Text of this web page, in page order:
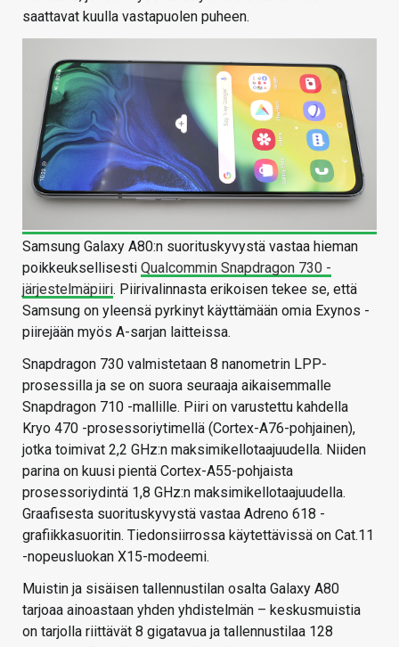
saattavat kuulla vastapuolen puheen.
Samsung Galaxy A80:n suorituskyvystä vastaa hieman
poikkeuksellisesti Qualcommin Snapdragon 730 -
järjestelmäpiiri. Piirivalinnasta erikoisen tekee se, että
Samsung on yleensä pyrkinyt käyttämään omia Exynos -
piirejään myös A-sarjan laitteissa.
Snapdragon 730 valmistetaan 8 nanometrin LPP-
prosessilla ja se on suora seuraaja aikaisemmalle
Snapdragon 710 -mallille. Piiri on varustettu kahdella
Kryo 470 -prosessoriytimellä (Cortex-A76-pohjainen),
jotka toimivat 2,2 GHz:n maksimikellotaajuudella. Niiden
parina on kuusi pientä Cortex-A55-pohjaista
prosessoriydintä 1,8 GHz:n maksimikellotaajuudella.
Graafisesta suorituskyvystä vastaa Adreno 618 -
grafiikkasuoritin. Tiedonsiirrossa käytettävissä on Cat.11
-nopeusluokan X15-modeemi.
Muistin ja sisäisen tallennustilan osalta Galaxy A80
tarjoaa ainoastaan yhden yhdistelmän – keskusmuistia
on tarjolla riittävät 8 gigatavua ja tallennustilaa 128